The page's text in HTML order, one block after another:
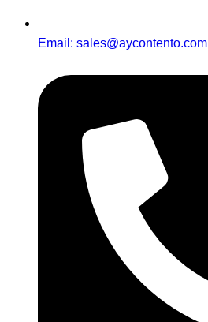
Email: sales@aycontento.com